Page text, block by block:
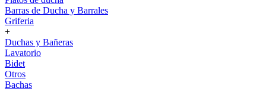
Barras de Ducha y Barrales
Griferia
+
Duchas y Bañeras
Lavatorio
Bidet
Otros
Bachas